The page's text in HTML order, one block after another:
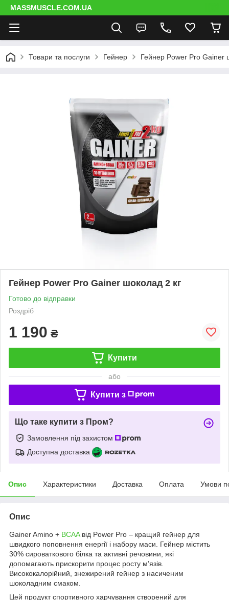
MASSMUSCLE.COM.UA
Товари та послуги Гейнер Гейнер Power Pro Gainer
Гейнер Power Pro Gainer шоколад 2 кг
Готово до відправки
Роздріб
1 190 ₴
Купити
або
Купити з
Що таке купити з Пром?
Замовлення під захистом
Доступна доставка
Опис Характеристики Доставка Оплата Умови
Опис
Gainer Amino + BCAAвід Power Pro – кращий гейнер для
швидкого поповнення енергії і набору маси. Гейнер містить
30% сироваткового білка та активні речовини, які
допомагають прискорити процес росту м’язів.
Висококалорійний, знежирений гейнер з насиченим
шоколадним смаком.
Цей продукт спортивного харчування створений для